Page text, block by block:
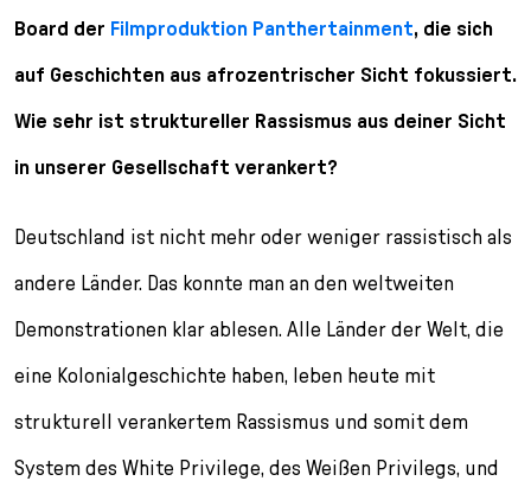
Board der Filmproduktion Panthertainment, die sich
auf Geschichten aus afrozentrischer Sicht fokussiert.
Wie sehr ist struktureller Rassismus aus deiner Sicht
in unserer Gesellschaft verankert?
Deutschland ist nicht mehr oder weniger rassistisch als
andere Länder. Das konnte man an den weltweiten
Demonstrationen klar ablesen. Alle Länder der Welt, die
eine Kolonialgeschichte haben, leben heute mit
strukturell verankertem Rassismus und somit dem
System des White Privilege, des Weißen Privilegs, und